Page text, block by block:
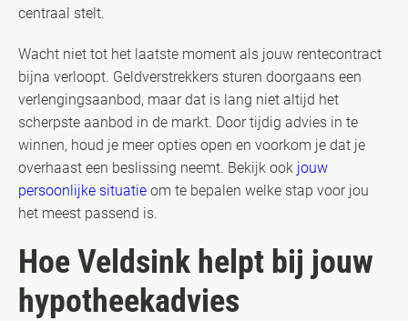
centraal stelt.
Wacht niet tot het laatste moment als jouw rentecontract
bijna verloopt. Geldverstrekkers sturen doorgaans een
verlengingsaanbod, maar dat is lang niet altijd het
scherpste aanbod in de markt. Door tijdig advies in te
winnen, houd je meer opties open en voorkom je dat je
overhaast een beslissing neemt. Bekijk ook jouw
persoonlijke situatie om te bepalen welke stap voor jou
het meest passend is.
Hoe Veldsink helpt bij jouw
hypotheekadvies